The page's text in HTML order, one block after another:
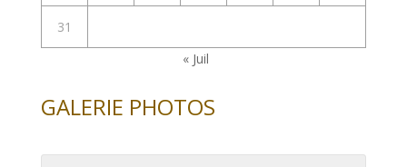
31
« Juil
GALERIE PHOTOS